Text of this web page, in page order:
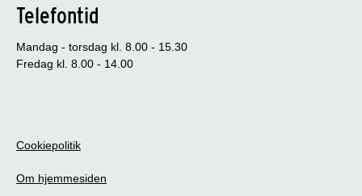
Telefontid
Mandag - torsdag kl. 8.00 - 15.30
Fredag kl. 8.00 - 14.00
Cookiepolitik
Om hjemmesiden